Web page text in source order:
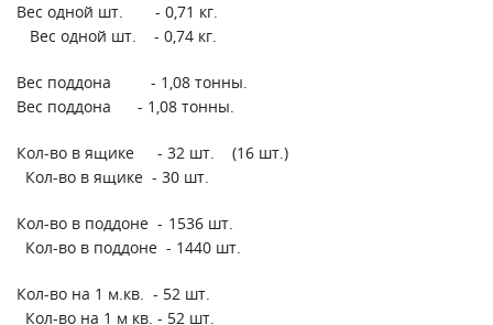
Вес одной шт. - 0,71 кг.
Вес одной шт. - 0,74 кг.
Вес поддона - 1,08 тонны.
Вес поддона - 1,08 тонны.
Кол-во в ящике - 32 шт. (16 шт.)
Кол-во в ящике - 30 шт.
Кол-во в поддоне - 1536 шт.
Кол-во в поддоне - 1440 шт.
Кол-во на 1 м.кв. - 52 шт.
Кол-во на 1 м кв. - 52 шт.